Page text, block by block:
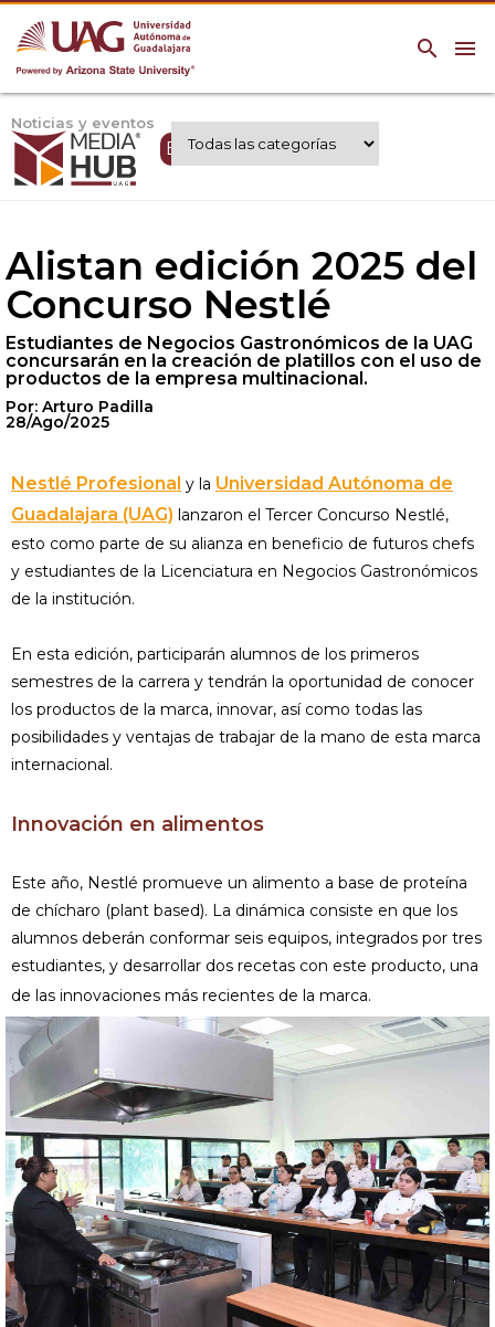
menu
search
Noticias y eventos
Expertos UAG
Alistan edición 2025 del
Concurso Nestlé
Estudiantes de Negocios Gastronómicos de la UAG
concursarán en la creación de platillos con el uso de
productos de la empresa multinacional.
Por: Arturo Padilla
28/Ago/2025
Nestlé Profesional y la Universidad Autónoma de
Guadalajara (UAG) lanzaron el Tercer Concurso Nestlé,
esto como parte de su alianza en beneficio de futuros chefs
y estudiantes de la Licenciatura en Negocios Gastronómicos
de la institución.
En esta edición, participarán alumnos de los primeros
semestres de la carrera y tendrán la oportunidad de conocer
los productos de la marca, innovar, así como todas las
posibilidades y ventajas de trabajar de la mano de esta marca
internacional.
Innovación en alimentos
Este año, Nestlé promueve un alimento a base de proteína
de chícharo (plant based). La dinámica consiste en que los
alumnos deberán conformar seis equipos, integrados por tres
estudiantes, y desarrollar dos recetas con este producto, una
de las innovaciones más recientes de la marca.